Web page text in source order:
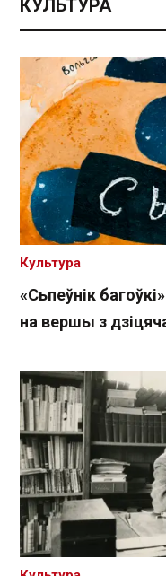
КУЛЬТУРА
«Сьпеўнік
на вершы з
Культура